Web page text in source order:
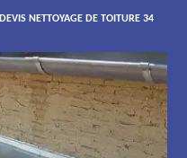
DEVIS NETTOYAGE DE TOITURE 34